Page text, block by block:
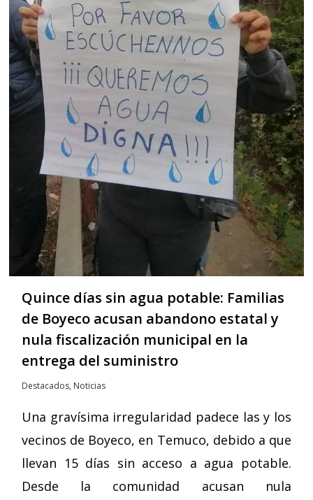
Quince días sin agua potable: Familias
de Boyeco acusan abandono estatal y
nula fiscalización municipal en la
entrega del suministro
Destacados, Noticias
Una gravísima irregularidad padece las y los
vecinos de Boyeco, en Temuco, debido a que
llevan 15 días sin acceso a agua potable.
Desde la comunidad acusan nula